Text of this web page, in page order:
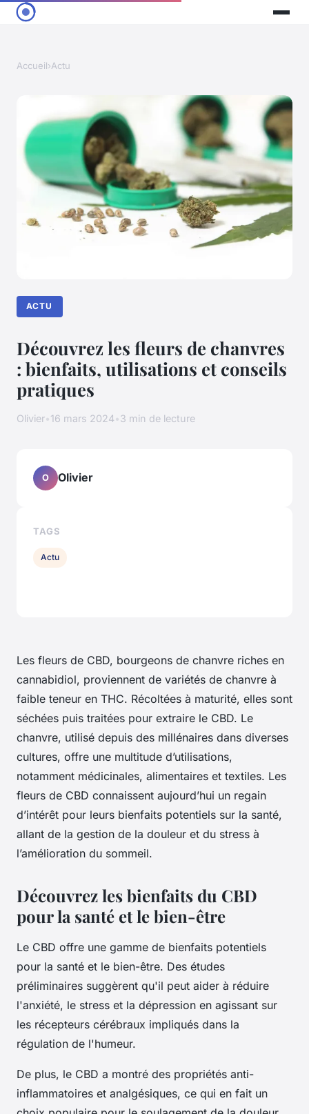
Accueil›Actu
ACTU
Découvrez les fleurs de chanvres
: bienfaits, utilisations et conseils
pratiques
Olivier•16 mars 2024•3 min de lecture
Les fleurs de CBD, bourgeons de chanvre riches en
cannabidiol, proviennent de variétés de chanvre à
faible teneur en THC. Récoltées à maturité, elles sont
séchées puis traitées pour extraire le CBD. Le
chanvre, utilisé depuis des millénaires dans diverses
cultures, offre une multitude d’utilisations,
notamment médicinales, alimentaires et textiles. Les
fleurs de CBD connaissent aujourd’hui un regain
d’intérêt pour leurs bienfaits potentiels sur la santé,
allant de la gestion de la douleur et du stress à
l’amélioration du sommeil.
Découvrez les bienfaits du CBD
pour la santé et le bien-être
Le CBD offre une gamme de bienfaits potentiels
pour la santé et le bien-être. Des études
préliminaires suggèrent qu'il peut aider à réduire
l'anxiété, le stress et la dépression en agissant sur
les récepteurs cérébraux impliqués dans la
régulation de l'humeur.
De plus, le CBD a montré des propriétés anti-
inflammatoires et analgésiques, ce qui en fait un
O Olivier
TAGS
Actu